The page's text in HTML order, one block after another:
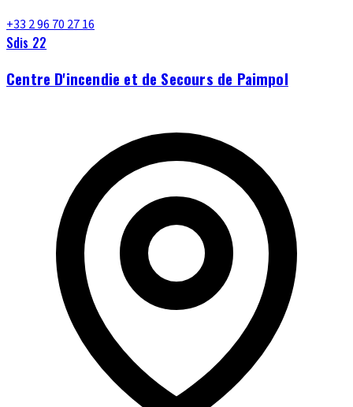
+33 2 96 70 27 16
Sdis 22
Centre D'incendie et de Secours de Paimpol